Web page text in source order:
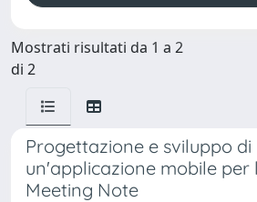
Mostrati risultati da 1 a 2
di 2
Progettazione e sviluppo di
un'applicazione mobile per
Meeting Note